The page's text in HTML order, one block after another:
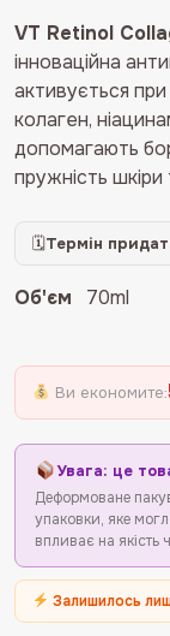
ціна:
798 ₴.
VT Retinol
інноваційна
активується
колаген,
допомагають
пружність
🗓Термін
Об'єм 70ml
Ви економите:
Увага: це
Деформоване
упаковки, яке
впливає на якість
Залишилось